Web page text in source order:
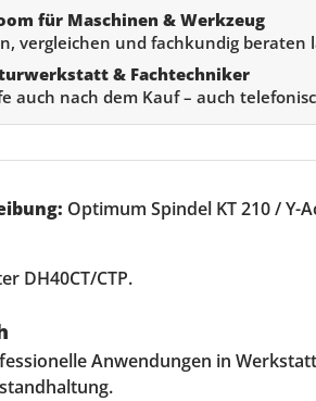
für Maschinen & Werkzeug
vergleichen und fachkundig beraten
& Fachtechniker
auch nach dem Kauf – auch
Optimum Spindel KT 210 / Y-
DH40CT/CTP.
Anwendungen in